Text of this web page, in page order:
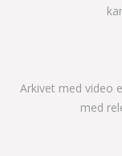
Arkivet med video
med